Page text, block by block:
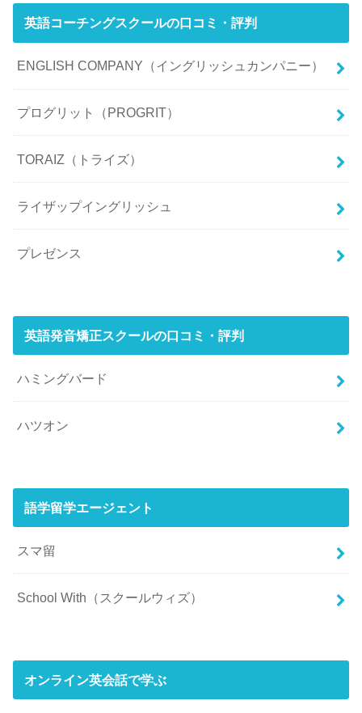
英語コーチングスクールの口コミ・評判
ENGLISH COMPANY（イングリッシュカンパニー）
プログリット（PROGRIT）
TORAIZ（トライズ）
ライザップイングリッシュ
プレゼンス
英語発音矯正スクールの口コミ・評判
ハミングバード
ハツオン
語学留学エージェント
スマ留
School With（スクールウィズ）
オンライン英会話で学ぶ